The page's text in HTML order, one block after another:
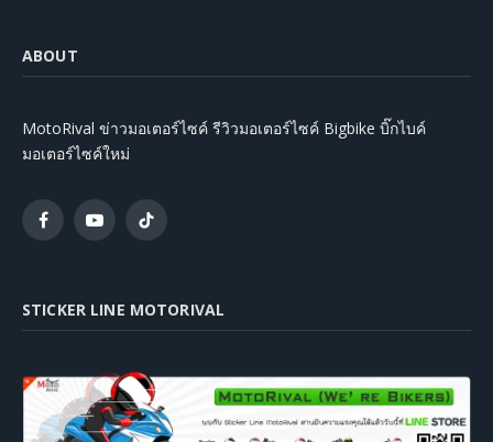
ABOUT
MotoRival ข่าวมอเตอร์ไซค์ รีวิวมอเตอร์ไซค์ Bigbike บิ๊กไบค์
มอเตอร์ไซค์ใหม่
FacebookYouTubeTikTok
STICKER LINE MOTORIVAL